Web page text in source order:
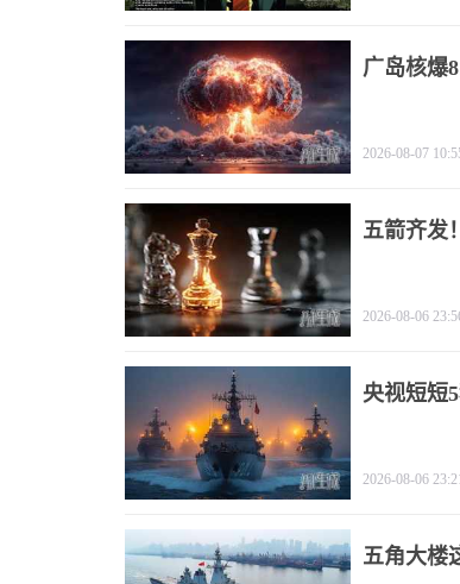
广岛核爆
2026-08-07
五箭齐发
2026-08-06
央视短短
2026-08-06
五角大楼